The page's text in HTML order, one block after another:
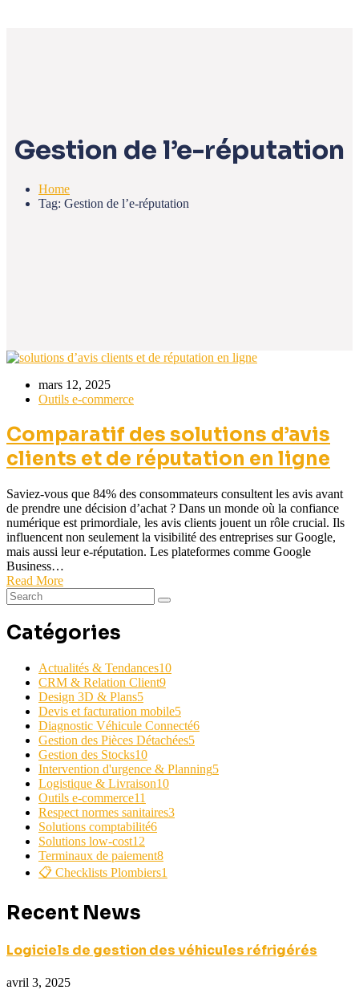
Gestion de l’e-réputation
Home
Tag: Gestion de l’e-réputation
mars 12, 2025
Outils e-commerce
Comparatif des solutions d’avis
clients et de réputation en ligne
Saviez-vous que 84% des consommateurs consultent les avis avant
de prendre une décision d’achat ? Dans un monde où la confiance
numérique est primordiale, les avis clients jouent un rôle crucial. Ils
influencent non seulement la visibilité des entreprises sur Google,
mais aussi leur e-réputation. Les plateformes comme Google
Business…
Read More
Catégories
Actualités & Tendances10
CRM & Relation Client9
Design 3D & Plans5
Devis et facturation mobile5
Diagnostic Véhicule Connecté6
Gestion des Pièces Détachées5
Gestion des Stocks10
Intervention d'urgence & Planning5
Logistique & Livraison10
Outils e-commerce11
Respect normes sanitaires3
Solutions comptabilité6
Solutions low-cost12
Terminaux de paiement8
📋 Checklists Plombiers1
Recent News
Logiciels de gestion des véhicules réfrigérés
avril 3, 2025